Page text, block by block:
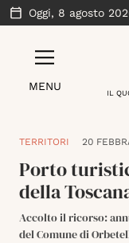
Oggi, 8 agosto
MENU
IL
TERRITORI 20
Porto
della
Accolto il ricorso:
del Comune di